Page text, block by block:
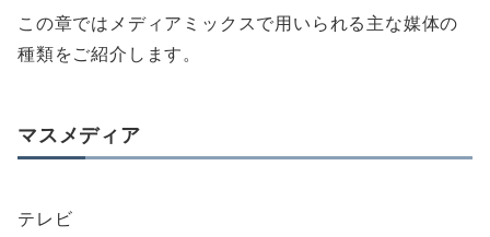
この章ではメディアミックスで用いられる主な媒体の
種類をご紹介します。
マスメディア
テレビ